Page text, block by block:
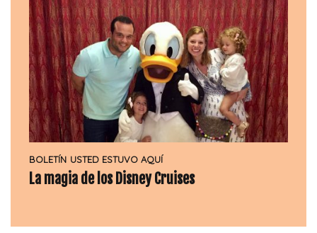
BOLETÍN USTED ESTUVO AQUÍ
La magia de los Disney Cruises